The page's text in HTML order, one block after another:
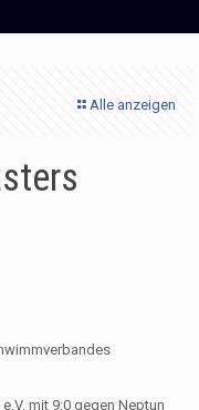
Alle anzeigen
mit 9:0 gegen Neptun